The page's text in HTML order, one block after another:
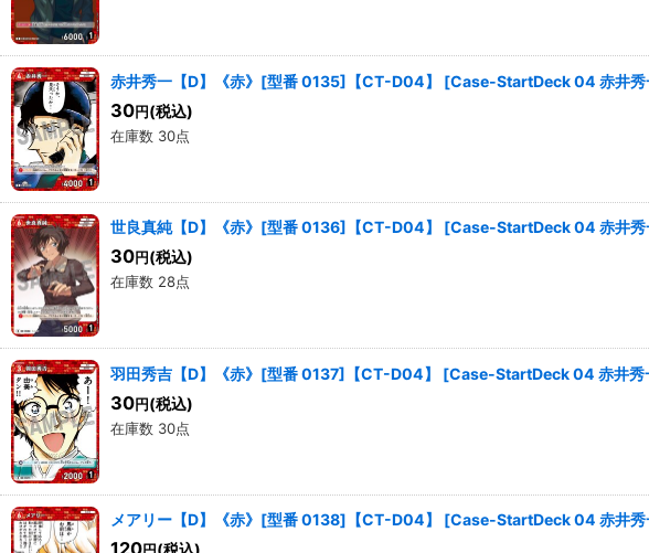
赤井秀一【D】《赤》[型番 0135]【CT-D04】 [Case-StartDeck 04 赤井秀
30円 (税込)
在庫数 30点
世良真純【D】《赤》[型番 0136]【CT-D04】 [Case-StartDeck 04 赤井秀
30円 (税込)
在庫数 28点
羽田秀吉【D】《赤》[型番 0137]【CT-D04】 [Case-StartDeck 04 赤井秀
30円 (税込)
在庫数 30点
メアリー【D】《赤》[型番 0138]【CT-D04】 [Case-StartDeck 04 赤井秀